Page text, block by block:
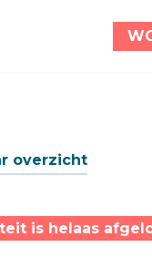
overzicht
is helaas